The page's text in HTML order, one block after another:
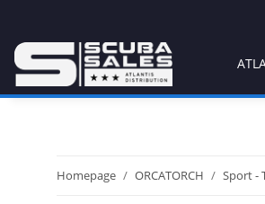
Homepage ORCATORCH Sport -